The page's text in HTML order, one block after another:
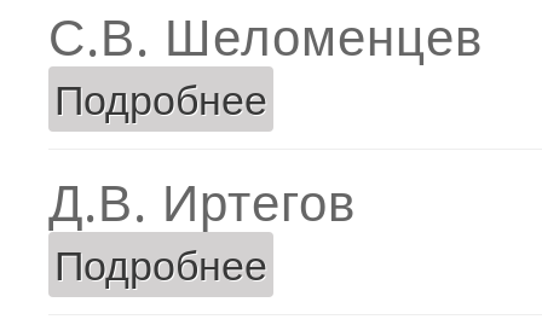
С.В. Шеломенцев
Подробнее
Д.В. Иртегов
Подробнее